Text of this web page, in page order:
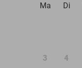
Ma
Di
3 4